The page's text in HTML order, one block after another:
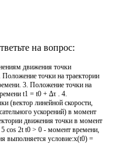
на вопрос:
движения точки
точки на траектории
3. Положение точки на
t1 = t0 + ∆τ . 4.
(вектор линейной скорости,
ускорений) в момент
движения точки в момент
cos 2t t0 > 0 - момент времени,
выполняется условие:x(t0) =